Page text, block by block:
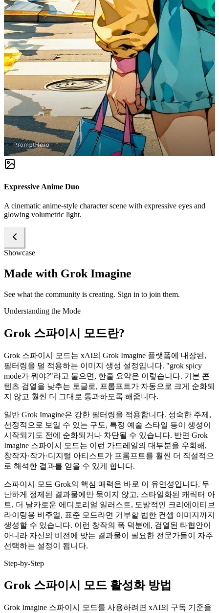
Expressive Anime Duo
A cinematic anime-style character scene with expressive eyes and
glowing volumetric light.
Showcase
Made with Grok Imagine
See what the community is creating. Sign in to join them.
Understanding the Mode
Grok 스파이시 모드란?
Grok 스파이시 모드는 xAI의 Grok Imagine 플랫폼에 내장된,
필터링을 덜 적용하는 이미지 생성 설정입니다. "grok spicy
mode가 뭐야?"라고 물으면, 한줄 요약은 이렇습니다. 기본 콘
텐츠 검열을 낮추는 토글로, 프롬프트가 자동으로 크게 순화되
지 않고 훨씬 더 그대로 통과하도록 해줍니다.
일반 Grok Imagine은 강한 필터링을 적용합니다. 성숙한 주제,
선정적으로 보일 수 있는 구도, 특정 예술 스타일 등이 생성이
시작되기도 전에 순화되거나 차단될 수 있습니다. 반면 Grok
Imagine 스파이시 모드는 이런 가드레일의 대부분을 우회해,
창작자·작가·디지털 아티스트가 프롬프트를 훨씬 더 직설적으
로 해석한 결과를 얻을 수 있게 합니다.
스파이시 모드 Grok의 핵심 매력은 바로 이 유연성입니다. 무
난하게 정제된 결과물에만 묶이지 않고, 스타일화된 캐릭터 아
트, 더 날카로운 에디토리얼 일러스트, 도발적인 크리에이티브
라이팅용 비주얼, 표준 모드라면 거부할 법한 컨셉 이미지까지
생성할 수 있습니다. 이런 창작의 폭 덕분에, 검열된 타협안이
아니라 자신의 비전에 맞는 결과물이 필요한 전문가들이 자주
선택하는 설정이 됩니다.
Step-by-Step
Grok 스파이시 모드 활성화 방법
Grok Imagine 스파이시 모드를 사용하려면 xAI의 구독 기준을